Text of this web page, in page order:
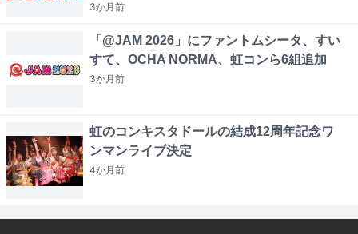
3か月前
「@JAM 2026」にファントムシータ、すい
すて、OCHA NORMA、虹コンら6組追加
3か月前
虹のコンキスタドールの結成12周年記念ワ
ンマンライブ決定
4か月前